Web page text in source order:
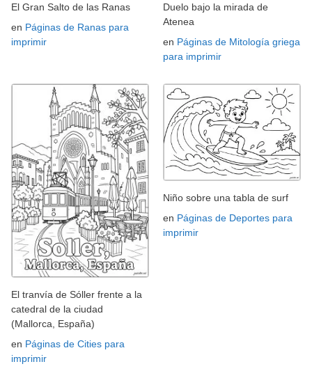
El Gran Salto de las Ranas
en Páginas de Ranas para
imprimir
Duelo bajo la mirada de
Atenea
en Páginas de Mitología griega
para imprimir
El tranvía de Sóller frente a la
catedral de la ciudad
(Mallorca, España)
en Páginas de Cities para
imprimir
Niño sobre una tabla de surf
en Páginas de Deportes para
imprimir